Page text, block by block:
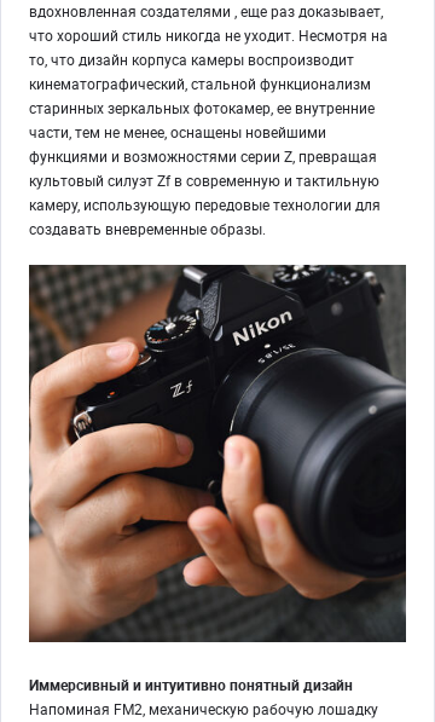
вдохновленная создателями , еще раз доказывает,
что хороший стиль никогда не уходит. Несмотря на
то, что дизайн корпуса камеры воспроизводит
кинематографический, стальной функционализм
старинных зеркальных фотокамер, ее внутренние
части, тем не менее, оснащены новейшими
функциями и возможностями серии Z, превращая
культовый силуэт Zf в современную и тактильную
камеру, использующую передовые технологии для
создавать вневременные образы.
Иммерсивный и интуитивно понятный дизайн
Напоминая FM2, механическую рабочую лошадку